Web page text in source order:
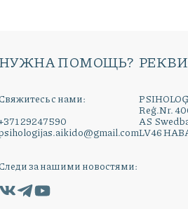
ПОМОЩЬ?
с нами:
29247590
за нашими новостями:
Reģ.Nr.
AS
LV46